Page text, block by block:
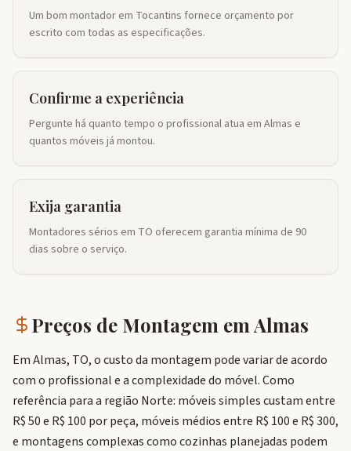
Um bom montador em Tocantins fornece orçamento por
escrito com todas as especificações.
Confirme a experiência
Pergunte há quanto tempo o profissional atua em Almas e
quantos móveis já montou.
Exija garantia
Montadores sérios em TO oferecem garantia mínima de 90
dias sobre o serviço.
Preços de Montagem em Almas
Em Almas, TO, o custo da montagem pode variar de acordo
com o profissional e a complexidade do móvel. Como
referência para a região Norte: móveis simples custam entre
R$ 50 e R$ 100 por peça, móveis médios entre R$ 100 e R$ 300,
e montagens complexas como cozinhas planejadas podem